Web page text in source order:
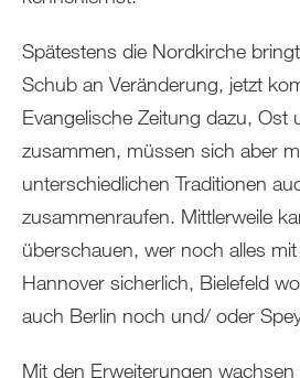
Spätestens die Nordkirche
Schub an Veränderung, jetzt
Evangelische Zeitung dazu, Ost
zusammen, müssen sich aber
unterschiedlichen Traditionen
zusammenraufen. Mittlerweile
überschauen, wer noch alles
Hannover sicherlich, Bielefeld
auch Berlin noch und/ oder
Mit den Erweiterungen